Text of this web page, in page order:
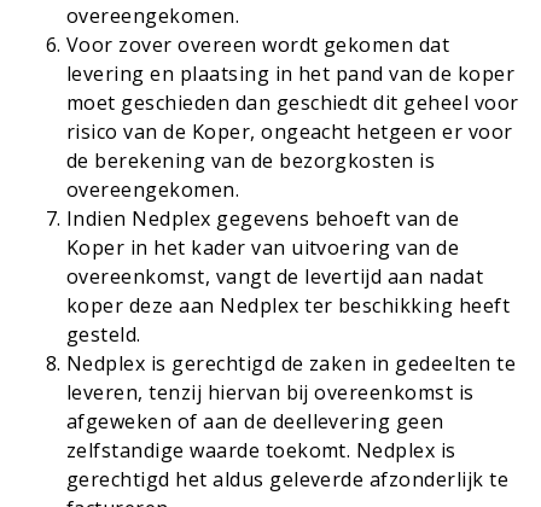
overeengekomen.
Voor zover overeen wordt gekomen dat
levering en plaatsing in het pand van de koper
moet geschieden dan geschiedt dit geheel voor
risico van de Koper, ongeacht hetgeen er voor
de berekening van de bezorgkosten is
overeengekomen.
Indien Nedplex gegevens behoeft van de
Koper in het kader van uitvoering van de
overeenkomst, vangt de levertijd aan nadat
koper deze aan Nedplex ter beschikking heeft
gesteld.
Nedplex is gerechtigd de zaken in gedeelten te
leveren, tenzij hiervan bij overeenkomst is
afgeweken of aan de deellevering geen
zelfstandige waarde toekomt. Nedplex is
gerechtigd het aldus geleverde afzonderlijk te